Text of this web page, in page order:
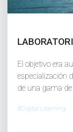
El objetivo era
especialización
de una gama
#Digital Learning